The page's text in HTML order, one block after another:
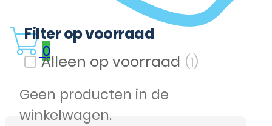
0
Geen producten in de
winkelwagen.
Filter op voorraad
Filter op voorraad (1)